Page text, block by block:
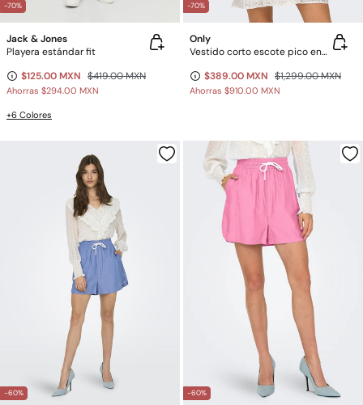
-70%
Jack & Jones
Playera estándar fit
$125.00 MXN $419.00 MXN
Ahorras $294.00 MXN
+6 Colores
-70%
Only
Vestido corto escote pico encaje
$389.00 MXN $1,299.00 MXN
Ahorras $910.00 MXN
-60% -60%